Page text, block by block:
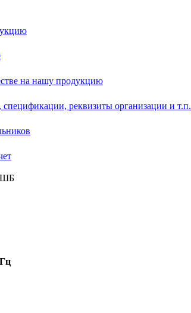
на нашу продукцию
реквизиты организации и т.п.